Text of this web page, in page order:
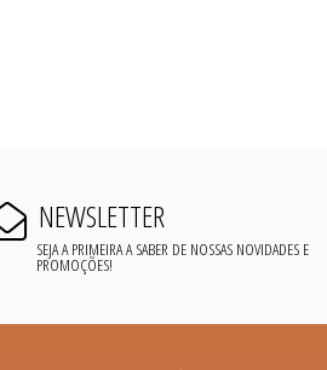
NEWSLETTER
SEJA A PRIMEIRA A SABER DE NOSSAS NOVIDADES E
PROMOÇÕES!